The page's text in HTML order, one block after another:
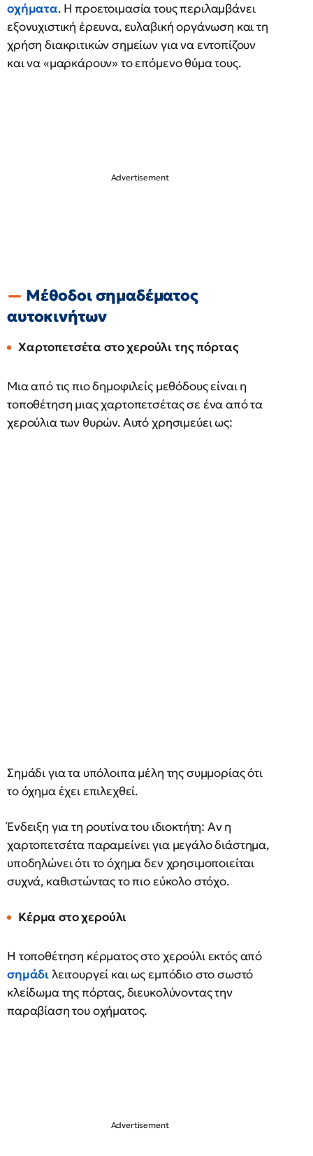
οχήματα. Η προετοιμασία τους περιλαμβάνει
εξονυχιστική έρευνα, ευλαβική οργάνωση και τη
χρήση διακριτικών σημείων για να εντοπίζουν
και να «μαρκάρουν» το επόμενο θύμα τους.
Μέθοδοι σημαδέματος
αυτοκινήτων
Χαρτοπετσέτα στο χερούλι της πόρτας
Μια από τις πιο δημοφιλείς μεθόδους είναι η
τοποθέτηση μιας χαρτοπετσέτας σε ένα από τα
χερούλια των θυρών. Αυτό χρησιμεύει ως:
Σημάδι για τα υπόλοιπα μέλη της συμμορίας ότι
το όχημα έχει επιλεχθεί.
Ένδειξη για τη ρουτίνα του ιδιοκτήτη: Αν η
χαρτοπετσέτα παραμείνει για μεγάλο διάστημα,
υποδηλώνει ότι το όχημα δεν χρησιμοποιείται
συχνά, καθιστώντας το πιο εύκολο στόχο.
Κέρμα στο χερούλι
Η τοποθέτηση κέρματος στο χερούλι εκτός από
σημάδιλειτουργεί και ως εμπόδιο στο σωστό
κλείδωμα της πόρτας, διευκολύνοντας την
παραβίαση του οχήματος.